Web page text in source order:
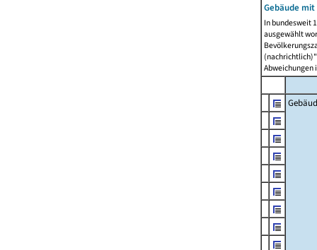
Gebäude
In bundesweit
ausgewählt
Abweichungen